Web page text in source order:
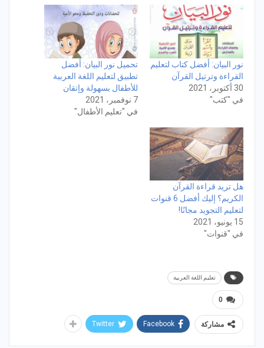
نور البيان: أفضل كتاب لتعليم
القراءة وترتيل القرآن
30 أكتوبر، 2021
في "كتب"
تحميل نور البيان: أفضل
تطبيق لتعليم اللغة العربية
للأطفال بسهولة وإتقان
7 نوفمبر، 2021
في "تعليم الأطفال"
هل تريد قراءة القرآن
الكريم؟ إليك أفضل 6 قنوات
لتعليم التجويد مجانًا!
15 يونيو، 2021
في "قنوات"
تعليم اللغة العربية
0
مشاركة Facebook
Twitter